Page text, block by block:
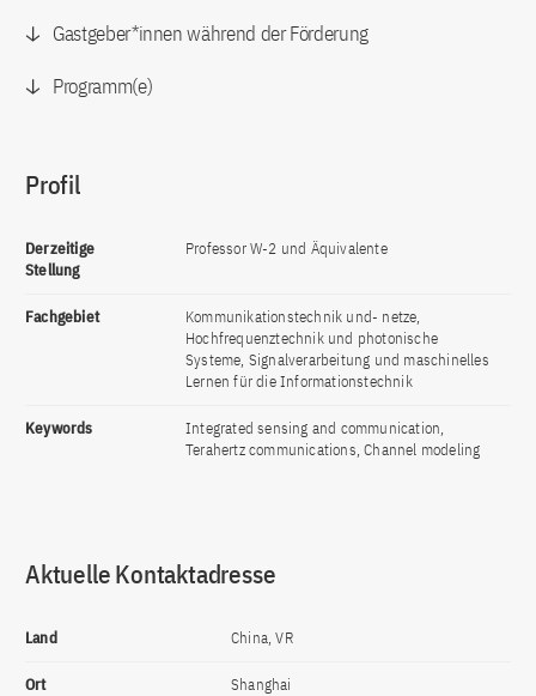
Gastgeber*innen während der Förderung
Programm(e)
Profil
Derzeitige
Stellung
Professor W-2 und Äquivalente
Fachgebiet
Kommunikationstechnik und- netze,
Hochfrequenztechnik und photonische
Systeme, Signalverarbeitung und maschinelles
Lernen für die Informationstechnik
Keywords
Integrated sensing and communication,
Terahertz communications, Channel modeling
Aktuelle Kontaktadresse
Land China, VR
Ort Shanghai